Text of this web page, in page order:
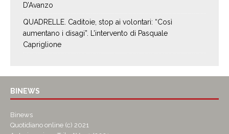
D’Avanzo
QUADRELLE. Caditoie, stop ai volontari: “Così
aumentano i disagi”. L’intervento di Pasquale
Capriglione
BINEWS
Binews
Quotidiano online (c) 2021